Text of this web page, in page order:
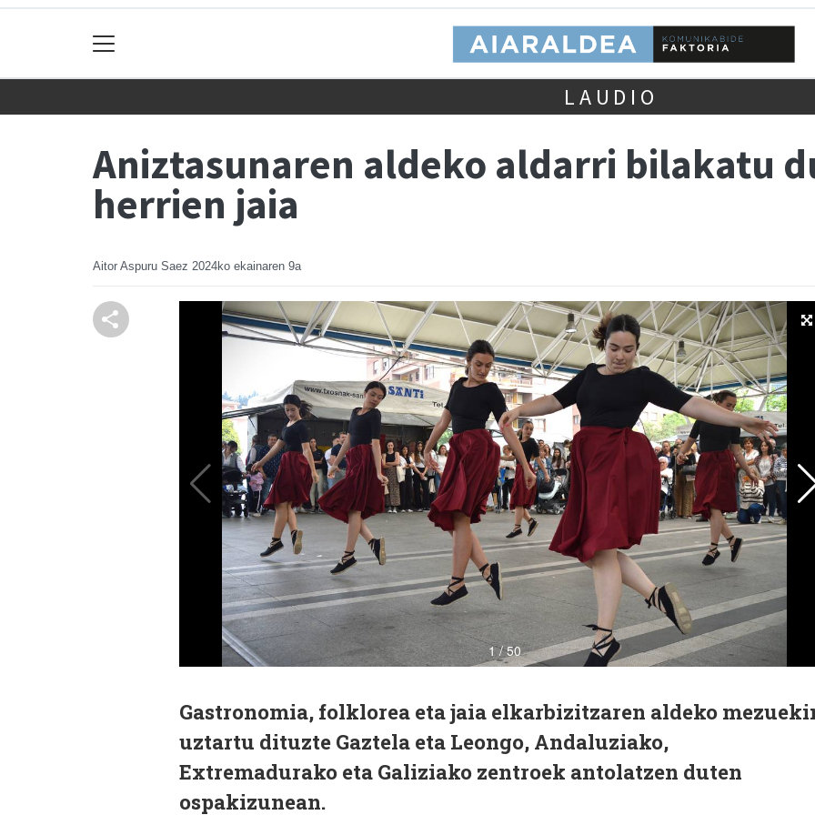
LAUDIO
Aniztasunaren aldeko aldarri bilakatu
herrien jaia
Aitor Aspuru Saez 2024ko ekainaren 9a
Gastronomia, folklorea eta jaia elkarbizitzaren aldeko
uztartu dituzte Gaztela eta Leongo, Andaluziako,
Extremadurako eta Galiziako zentroek antolatzen duten
ospakizunean.